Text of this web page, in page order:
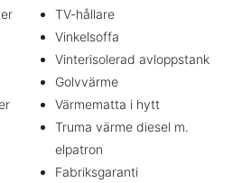
TV-hållare
Vinkelsoffa
Vinterisolerad avloppstank
Golvvärme
Värmematta i hytt
Truma värme diesel m.
elpatron
Fabriksgaranti